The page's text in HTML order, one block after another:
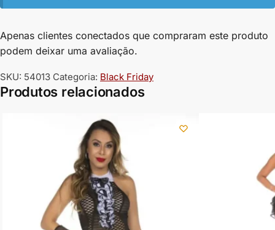
Apenas clientes conectados que compraram este produto
podem deixar uma avaliação.
SKU: 54013 Categoria: Black Friday
Produtos relacionados